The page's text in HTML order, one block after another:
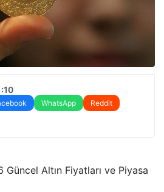
WhatsApp
Reddit
Güncel Altın Fiyatları ve Piyasa